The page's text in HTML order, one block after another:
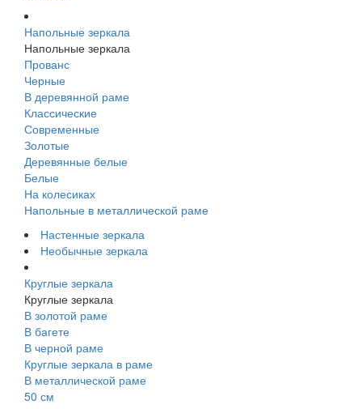
Напольные зеркала
Напольные зеркала
Прованс
Черные
В деревянной раме
Классические
Современные
Золотые
Деревянные белые
Белые
На колесиках
Напольные в металлической раме
Настенные зеркала
Необычные зеркала
Круглые зеркала
Круглые зеркала
В золотой раме
В багете
В черной раме
Круглые зеркала в раме
В металлической раме
50 см